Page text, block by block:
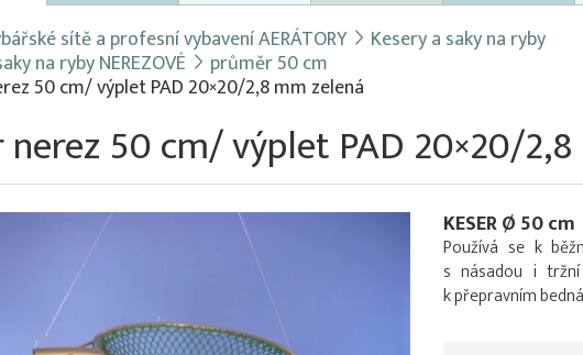
sítě a profesní vybavení AERÁTORY Kesery a saky na ryby
na ryby NEREZOVÉ průměr 50 cm
50 cm/ výplet PAD 20×20/2,8 mm zelená
nerez 50 cm/ výplet PAD 20×20/
KESER Ø 50 cm
Používá se k
s násadou i
k přepravním